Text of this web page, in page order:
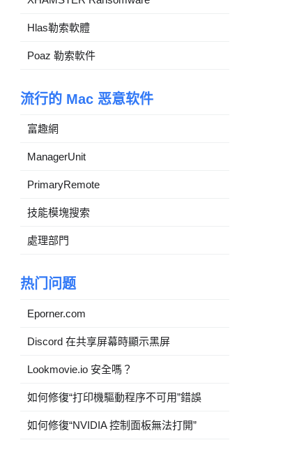
Hlas勒索軟體
Poaz 勒索軟件
流行的 Mac 恶意软件
富趣網
ManagerUnit
PrimaryRemote
技能模塊搜索
處理部門
热门问题
Eporner.com
Discord 在共享屏幕時顯示黑屏
Lookmovie.io 安全嗎？
如何修復“打印機驅動程序不可用”錯誤
如何修復“NVIDIA 控制面板無法打開”